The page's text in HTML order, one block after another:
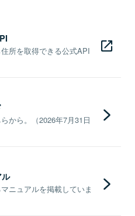
所を取得できる公式API
から。（2026年7月31日
ニュアルを掲載していま